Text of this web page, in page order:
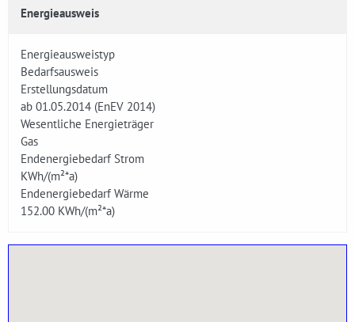
Energieausweis
Energieausweistyp
Bedarfsausweis
Erstellungsdatum
ab 01.05.2014 (EnEV 2014)
Wesentliche Energieträger
Gas
Endenergiebedarf Strom
KWh/(m²*a)
Endenergiebedarf Wärme
152.00 KWh/(m²*a)